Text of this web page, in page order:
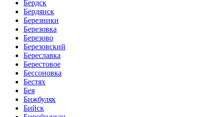
Бердск
Бердянск
Березники
Березовка
Березово
Березовский
Береславка
Берестовое
Бессоновка
Бестях
Бея
Бижбуляк
Бийск